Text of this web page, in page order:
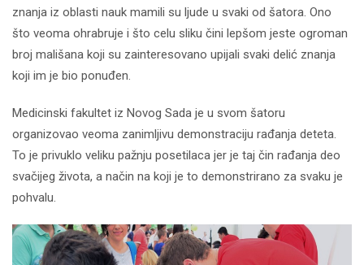
znanja iz oblasti nauk mamili su ljude u svaki od šatora. Ono
što veoma ohrabruje i što celu sliku čini lepšom jeste ogroman
broj mališana koji su zainteresovano upijali svaki delić znanja
koji im je bio ponuđen.
Medicinski fakultet iz Novog Sada je u svom šatoru
organizovao veoma zanimljivu demonstraciju rađanja deteta.
To je privuklo veliku pažnju posetilaca jer je taj čin rađanja deo
svačijeg života, a način na koji je to demonstrirano za svaku je
pohvalu.